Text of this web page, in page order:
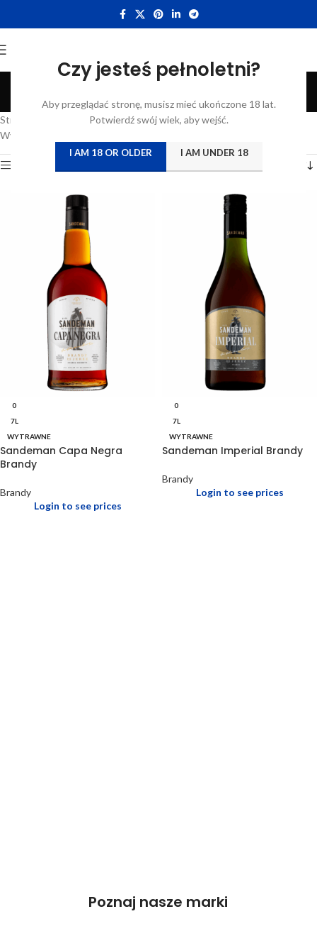
Czy jesteś pełnoletni?
Aby przeglądać stronę, musisz mieć ukończone 18 lat.
Potwierdź swój wiek, aby wejść.
I AM 18 OR OLDER I AM UNDER 18
Destylat wina
Categories
Strona główna
Atrybut produktu: Szczep /Destylat wina
Wyświetlanie wszystkich wyników: 2
0
7L
WYTRAWNE
Sandeman Capa Negra
Brandy
Brandy
Login to see prices
0
7L
WYTRAWNE
Sandeman Imperial Brandy
Brandy
Login to see prices
Poznaj nasze marki